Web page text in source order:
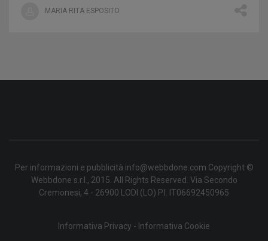
MARIA RITA ESPOSITO
Per informazioni e pubblicità info@webbdone.com Copyright ©
Webbdone s.r.l., 2015. All Rights Reserved. Via Secondo
Cremonesi, 4 - 26900 LODI (LO) P.I. IT06692450965
Informativa Privacy - Informativa Cookie